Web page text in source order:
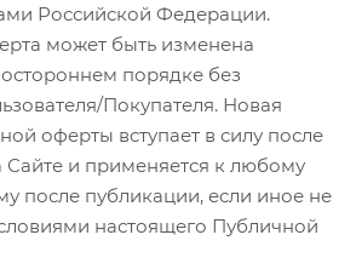
Российской Федерации.
может быть изменена
порядке без
Покупателя. Новая
оферты вступает в силу после
Сайте и применяется к любому
после публикации, если иное не
настоящего Публичной